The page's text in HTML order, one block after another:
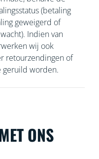
(betaling
geweigerd of
Indien van
wij ook
retourzendingen of
worden.
ONS